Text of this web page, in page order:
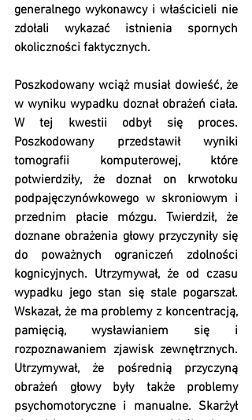
generalnego wykonawcy i właścicieli nie
zdołali wykazać istnienia spornych
okoliczności faktycznych.
Poszkodowany wciąż musiał dowieść, że
w wyniku wypadku doznał obrażeń ciała.
W tej kwestii odbył się proces.
Poszkodowany przedstawił wyniki
tomografii komputerowej, które
potwierdziły, że doznał on krwotoku
podpajęczynówkowego w skroniowym i
przednim płacie mózgu. Twierdził, że
doznane obrażenia głowy przyczyniły się
do poważnych ograniczeń zdolności
kognicyjnych. Utrzymywał, że od czasu
wypadku jego stan się stale pogarszał.
Wskazał, że ma problemy z koncentracją,
pamięcią, wysławianiem się i
rozpoznawaniem zjawisk zewnętrznych.
Utrzymywał, że pośrednią przyczyną
obrażeń głowy były także problemy
psychomotoryczne i manualne. Skarżył